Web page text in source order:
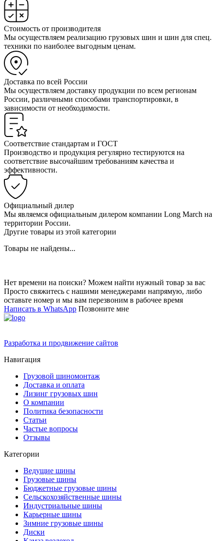
Стоимость от производителя
Мы осуществляем реализацию грузовых шин и шин для спец.
техники по наиболее выгодным ценам.
Доставка по всей России
Мы осуществляем доставку продукции по всем регионам
России, различными способами транспортировки, в
зависимости от необходимости.
Соответствие стандартам и ГОСТ
Производство и продукция регулярно тестируются на
соответствие высочайшим требованиям качества и
эффективности.
Официальный дилер
Мы являемся официальным дилером компании Long March на
территории России.
Другие товары из этой категории
Товары не найдены...
Нет времени на поиски? Можем найти нужный товар за вас
Просто свяжитесь с нашими менеджерами напрямую, либо
оставьте номер и мы вам перезвоним в рабочее время
Написать в WhatsApp Позвоните мне
Разработка и продвижение сайтов
Навигация
Грузовой шиномонтаж
Доставка и оплата
Лизинг грузовых шин
О компании
Политика безопасности
Статьи
Частые вопросы
Отзывы
Категории
Ведущие шины
Грузовые шины
Бюджетные грузовые шины
Сельскохозяйственные шины
Индустриальные шины
Карьерные шины
Зимние грузовые шины
Диски